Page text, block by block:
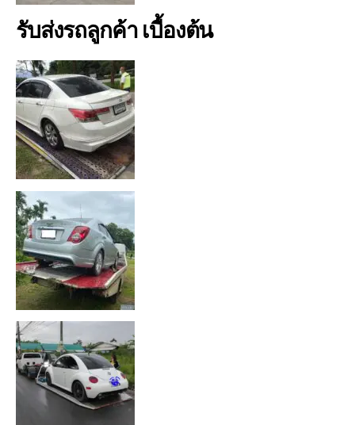
รับส่งรถลูกค้า เบื้องต้น